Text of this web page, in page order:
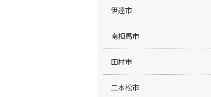
伊達市
南相馬市
田村市
二本松市